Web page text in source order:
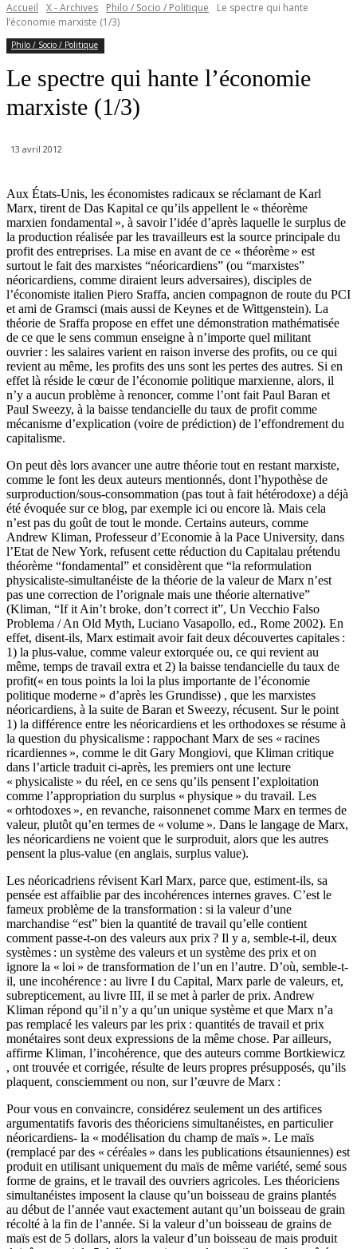
Accueil X - Archives Philo / Socio / Politique
Le spectre qui hante
l’économie marxiste (1/3)
Philo / Socio / Politique
Le spectre qui hante l’économie
marxiste (1/3)
13 avril 2012
Aux États-Unis, les économistes radicaux se réclamant de Karl
Marx, tirent de Das Kapital ce qu’ils appellent le « théorème
marxien fondamental », à savoir l’idée d’après laquelle le surplus de
la production réalisée par les travailleurs est la source principale du
profit des entreprises. La mise en avant de ce « théorème » est
surtout le fait des marxistes “néoricardiens” (ou “marxistes”
néoricardiens, comme diraient leurs adversaires), disciples de
l’économiste italien Piero Sraffa, ancien compagnon de route du PCI
et ami de Gramsci (mais aussi de Keynes et de Wittgenstein). La
théorie de Sraffa propose en effet une démonstration mathématisée
de ce que le sens commun enseigne à n’importe quel militant
ouvrier : les salaires varient en raison inverse des profits, ou ce qui
revient au même, les profits des uns sont les pertes des autres. Si en
effet là réside le cœur de l’économie politique marxienne, alors, il
n’y a aucun problème à renoncer, comme l’ont fait Paul Baran et
Paul Sweezy, à la baisse tendancielle du taux de profit comme
mécanisme d’explication (voire de prédiction) de l’effondrement du
capitalisme.
On peut dès lors avancer une autre théorie tout en restant marxiste,
comme le font les deux auteurs mentionnés, dont l’hypothèse de
surproduction/sous-consommation (pas tout à fait hétérodoxe) a déjà
été évoquée sur ce blog, par exemple ici ou encore là. Mais cela
n’est pas du goût de tout le monde. Certains auteurs, comme
Andrew Kliman, Professeur d’Economie à la Pace University, dans
l’Etat de New York, refusent cette réduction du Capitalau prétendu
théorème “fondamental” et considèrent que “la reformulation
physicaliste-simultanéiste de la théorie de la valeur de Marx n’est
pas une correction de l’orignale mais une théorie alternative”
(Kliman, “If it Ain’t broke, don’t correct it”, Un Vecchio Falso
Problema / An Old Myth, Luciano Vasapollo, ed., Rome 2002). En
effet, disent-ils, Marx estimait avoir fait deux découvertes capitales :
1) la plus-value, comme valeur extorquée ou, ce qui revient au
même, temps de travail extra et 2) la baisse tendancielle du taux de
profit(« en tous points la loi la plus importante de l’économie
politique moderne » d’après les Grundisse) , que les marxistes
néoricardiens, à la suite de Baran et Sweezy, récusent. Sur le point
1) la différence entre les néoricardiens et les orthodoxes se résume à
la question du physicalisme : rappochant Marx de ses « racines
ricardiennes », comme le dit Gary Mongiovi, que Kliman critique
dans l’article traduit ci-après, les premiers ont une lecture
« physicaliste » du réel, en ce sens qu’ils pensent l’exploitation
comme l’appropriation du surplus « physique » du travail. Les
« orhtodoxes », en revanche, raisonnenet comme Marx en termes de
valeur, plutôt qu’en termes de « volume ». Dans le langage de Marx,
les néoricardiens ne voient que le surproduit, alors que les autres
pensent la plus-value (en anglais, surplus value).
Les néoricadriens révisent Karl Marx, parce que, estiment-ils, sa
pensée est affaiblie par des incohérences internes graves. C’est le
fameux problème de la transformation : si la valeur d’une
marchandise “est” bien la quantité de travail qu’elle contient
comment passe-t-on des valeurs aux prix ? Il y a, semble-t-il, deux
systèmes : un système des valeurs et un système des prix et on
ignore la « loi » de transformation de l’un en l’autre. D’où, semble-t-
il, une incohérence : au livre I du Capital, Marx parle de valeurs, et,
subrepticement, au livre III, il se met à parler de prix. Andrew
Kliman répond qu’il n’y a qu’un unique système et que Marx n’a
pas remplacé les valeurs par les prix : quantités de travail et prix
monétaires sont deux expressions de la même chose. Par ailleurs,
affirme Kliman, l’incohérence, que des auteurs comme Bortkiewicz
, ont trouvée et corrigée, résulte de leurs propres présupposés, qu’ils
plaquent, consciemment ou non, sur l’œuvre de Marx :
Pour vous en convaincre, considérez seulement un des artifices
argumentatifs favoris des théoriciens simultanéistes, en particulier
néoricardiens- la « modélisation du champ de maïs ». Le maïs
(remplacé par des « céréales » dans les publications étsauniennes) est
produit en utilisant uniquement du maïs de même variété, semé sous
forme de grains, et le travail des ouvriers agricoles. Les théoriciens
simultanéistes imposent la clause qu’un boisseau de grains plantés
au début de l’année vaut exactement autant qu’un boisseau de grain
récolté à la fin de l’année. Si la valeur d’un boisseau de grains de
maïs est de 5 dollars, alors la valeur d’un boisseau de mais produit